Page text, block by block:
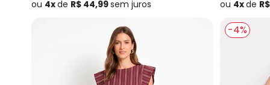
ou 4xde R$ 44,99sem juros ou 4xde
-4%